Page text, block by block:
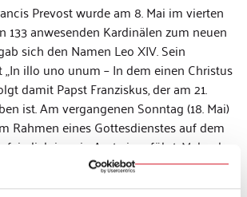
Prevost wurde am 8. Mai im vierten
133 anwesenden Kardinälen zum neuen
sich den Namen Leo XIV. Sein
illo uno unum – In dem einen Christus
damit Papst Franziskus, der am 21.
ist. Am vergangenen Sonntag (18. Mai)
Rahmen eines Gottesdienstes auf dem
feierlich in sein Amt eingeführt. Mehr als
darunter eine Delegation aus Regensburg
feierten das